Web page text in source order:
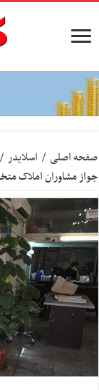
صفحه اصلی / اسلایدر /
جواز مشاوران املاک